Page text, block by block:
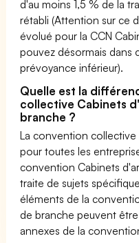
d'au moins 1,5 % de la
rétabli (Attention sur ce
évolué pour la CCN
pouvez désormais dans
prévoyance inférieur).
Quelle est la
collective Cabinets
branche ?
La convention
pour toutes les
convention Cabinets
traite de sujets
éléments de la
de branche peuvent
annexes de la